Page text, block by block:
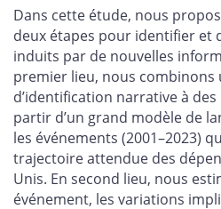
Facebook
X
LinkedIncourriel
Dans cette étude, nous
deux étapes pour identifier et
induits par de nouvelles
premier lieu, nous combinons
d’identification narrative à
partir d’un grand modèle de
les événements (2001–2023)
trajectoire attendue des
Unis. En second lieu, nous
événement, les variations